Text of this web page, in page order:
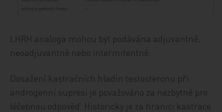
LHRH analoga mohou být podávána adjuvantně,
neoadjuvantně nebo intermitentně.
Dosažení kastračních hladin testosteronu při
androgenní supresi je považováno za nezbytné pro
léčebnou odpověď. Historicky je za hranici kastrace